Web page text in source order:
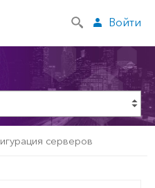
Войти
серверов